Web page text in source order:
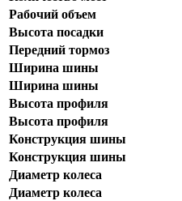
Рабочий объем
Высота посадки
Передний тормоз
Ширина шины
Ширина шины
Высота профиля
Высота профиля
Конструкция шины
Конструкция шины
Диаметр колеса
Диаметр колеса